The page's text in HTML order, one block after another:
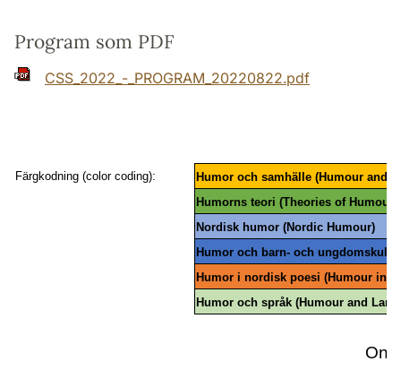
Program som PDF
CSS_2022_-_PROGRAM_20220822.pdf
Färgkodning (color coding):
Humor och samhälle (Humour and
Humorns teori (Theories of Humour)
Nordisk humor (Nordic Humour)
Humor och barn- och
Humor i nordisk poesi (Humour in
Humor och språk (Humour and